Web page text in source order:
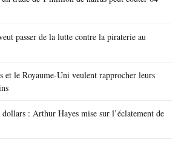
passer de la lutte contre la piraterie au
et le Royaume-Uni veulent rapprocher leurs
: Arthur Hayes mise sur l’éclatement de